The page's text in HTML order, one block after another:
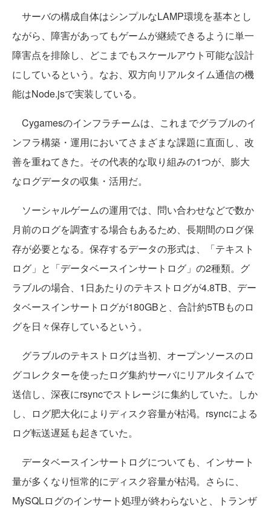
サーバの構成自体はシンプルなLAMP環境を基本とし
ながら、障害があってもゲームが継続できるように単一
障害点を排除し、どこまでもスケールアウト可能な設計
にしているという。なお、双方向リアルタイム通信の機
能はNode.jsで実装している。
Cygamesのインフラチームは、これまでグラブルのイ
ンフラ構築・運用においてさまざまな課題に直面し、改
善を重ねてきた。その代表的な取り組みの1つが、膨大
なログデータの収集・活用だ。
ソーシャルゲームの運用では、問い合わせなどで数か
月前のログを調査する場合もあるため、長期間のログ保
存が必要となる。保存するデータの形式は、「テキスト
ログ」と「データベースインサートログ」の2種類。グ
ラブルの場合、1日あたりのテキストログが4.8TB、デー
タベースインサートログが180GBと、合計約5TBものロ
グを日々保存しているという。
グラブルのテキストログは当初、オープンソースのロ
グコレクターを使ったログ集約サーバにリアルタイムで
送信し、深夜にrsyncでストレージに集約していた。しか
し、ログ肥大化によりディスク容量が枯渇。rsyncによる
ログ転送遅延も起きていた。
データベースインサートログについても、インサート
量が多くなり恒常的にディスク容量が枯渇。さらに、
MySQLログのインサート処理が終わらないと、トランザ